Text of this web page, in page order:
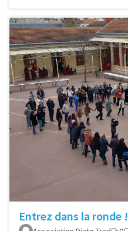
Entrez dans la ronde !